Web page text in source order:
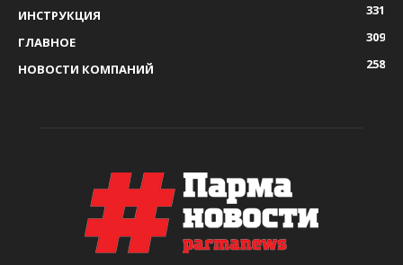
ИНСТРУКЦИЯ
331
ГЛАВНОЕ
309
НОВОСТИ КОМПАНИЙ
258